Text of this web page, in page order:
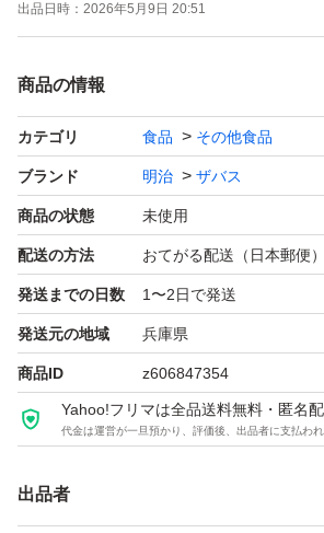
出品日時： 2026年5月9日 20:51
商品の情報
カテゴリ 食品 その他食品
ブランド 明治 ザバス
商品の状態 未使用
配送の方法 おてがる配送（日本郵便）
発送までの日数 1〜2日で発送
発送元の地域 兵庫県
商品ID z606847354
Yahoo!フリマは全品送料無料・匿名
代金は運営が一旦預かり、評価後、出品者に支払わ
出品者